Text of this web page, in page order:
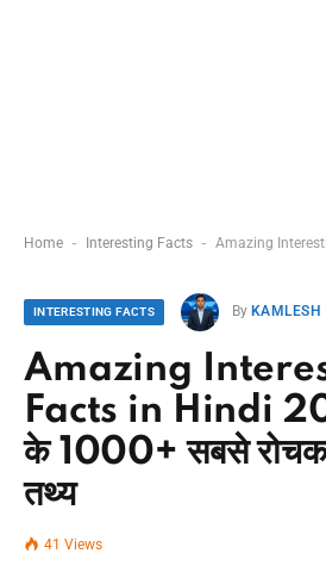
Home - Interesting Facts - Amazing Interesting Facts in
INTERESTING FACTS By
Amazing
Facts in Hindi
के 1000+ सबसे
तथ्य
41 Views